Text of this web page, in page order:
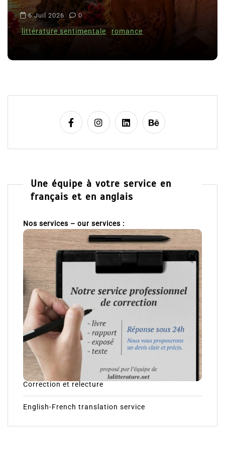
i
c
e
romance
Clara Delcourt
Une équipe à votre service en
français et en anglais
Nos services – our services :
Correction et relecture
English-French translation service